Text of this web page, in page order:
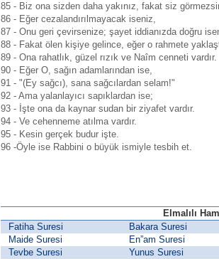
85 - Biz ona sizden daha yakınız, fakat siz
86 - Eğer cezalandırılmayacak iseniz,
87 - Onu geri çevirsenize; şayet iddianızda doğru
88 - Fakat ölen kişiye gelince, eğer o rahmete
89 - Ona rahatlık, güzel rızık ve Naîm cenneti vardır.
90 - Eğer O, sağın adamlarından ise,
91 - "(Ey sağcı), sana sağcılardan selam!"
92 - Ama yalanlayıcı sapıklardan ise;
93 - İşte ona da kaynar sudan bir ziyafet vardır.
94 - Ve cehenneme atılma vardır.
95 - Kesin gerçek budur işte.
96 -Öyle ise Rabbini o büyük ismiyle tesbih et.
Elmalılı
Fatiha Suresi
Bakara Suresi
Maide Suresi
En”am Suresi
Tevbe Suresi
Yunus Suresi